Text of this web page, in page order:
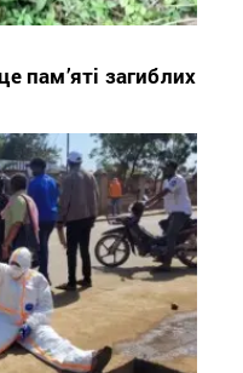
пам’яті загиблих